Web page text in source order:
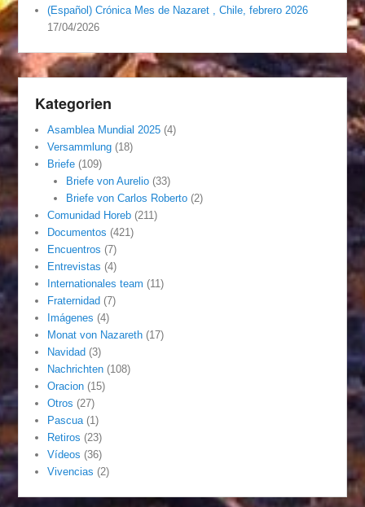
(Español) Crónica Mes de Nazaret , Chile, febrero 2026
17/04/2026
Kategorien
Asamblea Mundial 2025 (4)
Versammlung (18)
Briefe (109)
Briefe von Aurelio(33)
Briefe von Carlos Roberto(2)
Comunidad Horeb (211)
Documentos (421)
Encuentros (7)
Entrevistas (4)
Internationales team (11)
Fraternidad (7)
Imágenes (4)
Monat von Nazareth (17)
Navidad (3)
Nachrichten (108)
Oracion (15)
Otros (27)
Pascua (1)
Retiros (23)
Vídeos (36)
Vivencias (2)